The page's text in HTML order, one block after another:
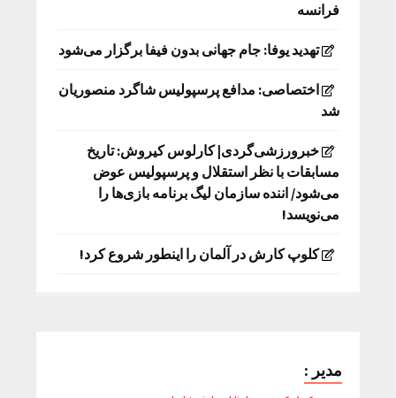
فرانسه
تهدید یوفا: جام جهانی بدون فیفا برگزار می‌شود
اختصاصی: مدافع پرسپولیس شاگرد منصوریان
شد
خبرورزشی‌گردی| کارلوس کیروش: تاریخ
مسابقات با نظر استقلال و پرسپولیس عوض
می‌شود/ اننده سازمان لیگ برنامه بازی‌ها را
می‌نویسد!
کلوپ کارش در آلمان را اینطور شروع کرد!
مدیر :